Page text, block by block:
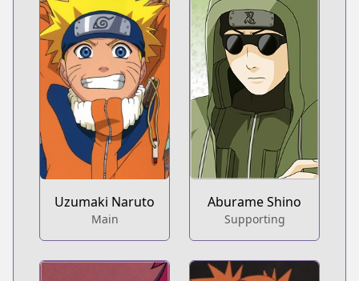
Uzumaki Naruto
Main
Aburame Shino
Supporting